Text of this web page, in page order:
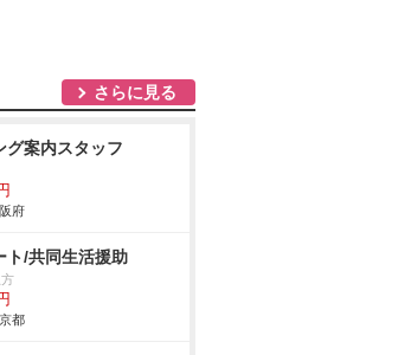
さらに見る
グ案内スタッフ
府
ト/共同生活援助
都